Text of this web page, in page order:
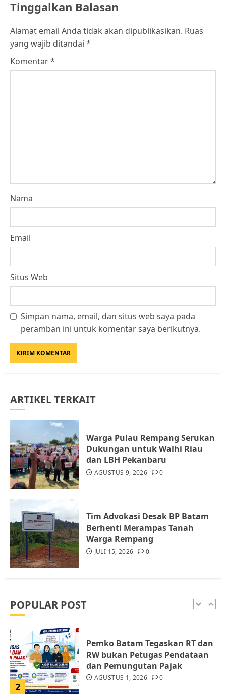
Tinggalkan Balasan
Alamat email Anda tidak akan dipublikasikan. Ruas
yang wajib ditandai *
Komentar*
Nama
Email
Situs Web
Simpan nama, email, dan situs web saya pada
peramban ini untuk komentar saya berikutnya.
ARTIKEL TERKAIT
Warga Pulau Rempang Serukan
Dukungan untuk Walhi Riau
dan LBH Pekanbaru
AGUSTUS 9, 2026 0
Tim Advokasi Desak BP Batam
Berhenti Merampas Tanah
Warga Rempang
JULI 15, 2026 0
POPULAR POST
Kader Pajak jadi Penghubung
4
Datangi Pemko Batam, Warga
JULI 21, 2026 0
5
Resahkan Warga
JULI 17, 2026 0
1
2
Pemko Batam Tegaskan RT dan
RW bukan Petugas Pendataan
dan Pemungutan Pajak
AGUSTUS 1, 2026 0